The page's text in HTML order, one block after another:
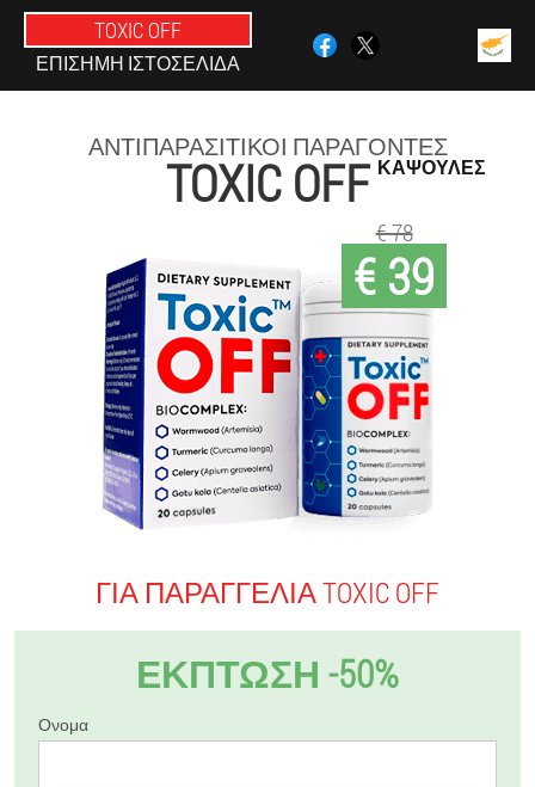
TOXIC OFF
ΕΠΊΣΗΜΗ ΙΣΤΟΣΕΛΊΔΑ
ΑΝΤΙΠΑΡΑΣΙΤΙΚΟΊ ΠΑΡΆΓΟΝΤΕΣ
TOXIC OFF ΚΆΨΟΥΛΕΣ
€ 39
€ 78
ΓΙΑ ΠΑΡΑΓΓΕΛΊΑ TOXIC OFF
ΕΚΠΤΩΣΗ -50%
Ονομα